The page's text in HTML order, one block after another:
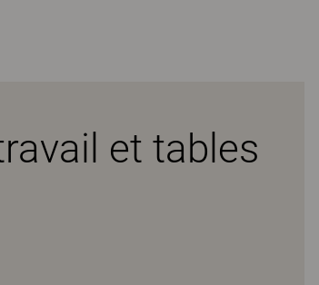
et tables